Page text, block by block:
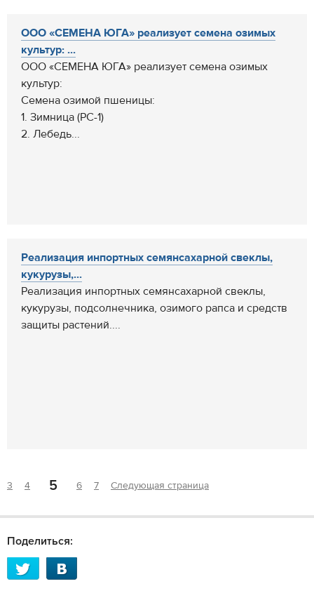
ООО «СЕМЕНА ЮГА» реализует семена озимых
культур: ...
ООО «СЕМЕНА ЮГА» реализует семена озимых
культур:
Семена озимой пшеницы:
1. Зимница (РС-1)
2. Лебедь...
Реализация инпортных семянсахарной свеклы,
кукурузы,...
Реализация инпортных семянсахарной свеклы,
кукурузы, подсолнечника, озимого рапса и средств
защиты растений....
3 4 5 6 7 Следующая страница
Поделиться: